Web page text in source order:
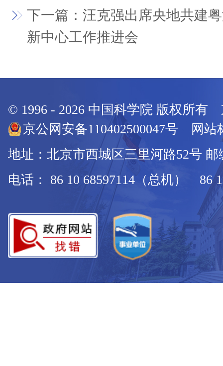
下一篇：汪克强出席央地共建
新中心工作推进会
© 1996 - 2026 中国科学院 版权所有
京公网安备110402500047号 网站
地址：北京市西城区三里河路52号 邮
电话： 86 10 68597114（总机） 86